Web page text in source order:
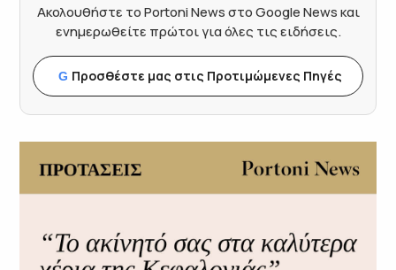
Ακολουθήστε το Portoni News στο Google News και
ενημερωθείτε πρώτοι για όλες τις ειδήσεις.
G Προσθέστε μας στις Προτιμώμενες Πηγές